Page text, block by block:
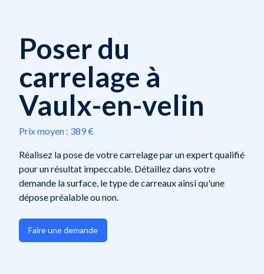
Poser du
carrelage à
Vaulx-en-velin
Prix moyen : 389 €
Réalisez la pose de votre carrelage par un expert qualifié
pour un résultat impeccable. Détaillez dans votre
demande la surface, le type de carreaux ainsi qu'une
dépose préalable ou non.
Faire une demande